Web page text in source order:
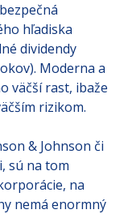
hľadiska
dividendy
Moderna a
väčší rast, ibaže
rizikom.
& Johnson či
sú na tom
na
nemá enormný